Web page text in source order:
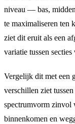
niveau — bas,
te maximaliseren ten
ziet dit eruit als een
variatie tussen secties
Vergelijk dit met een
verschillen ziet
spectrumvorm zinvol
binnenkomen en